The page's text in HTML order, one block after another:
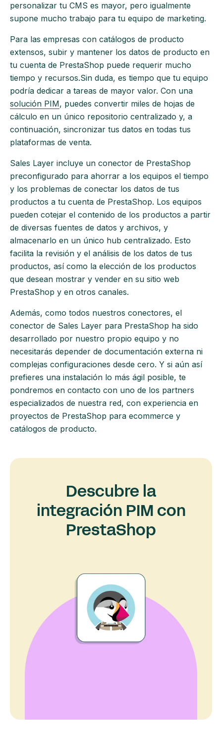
personalizar tu CMS es mayor, pero igualmente
supone mucho trabajo para tu equipo de marketing.
Para las empresas con catálogos de producto
extensos, subir y mantener los datos de producto en
tu cuenta de PrestaShop puede requerir mucho
tiempo y recursos.Sin duda, es tiempo que tu equipo
podría dedicar a tareas de mayor valor. Con una
solución PIM, puedes convertir miles de hojas de
cálculo en un único repositorio centralizado y, a
continuación, sincronizar tus datos en todas tus
plataformas de venta.
Sales Layer incluye un conector de PrestaShop
preconfigurado para ahorrar a los equipos el tiempo
y los problemas de conectar los datos de tus
productos a tu cuenta de PrestaShop. Los equipos
pueden cotejar el contenido de los productos a partir
de diversas fuentes de datos y archivos, y
almacenarlo en un único hub centralizado. Esto
facilita la revisión y el análisis de los datos de tus
productos, así como la elección de los productos
que desean mostrar y vender en su sitio web
PrestaShop y en otros canales.
Además, como todos nuestros conectores, el
conector de Sales Layer para PrestaShop ha sido
desarrollado por nuestro propio equipo y no
necesitarás depender de documentación externa ni
complejas configuraciones desde cero. Y si aún así
prefieres una instalación lo más ágil posible, te
pondremos en contacto con uno de los partners
especializados de nuestra red, con experiencia en
proyectos de PrestaShop para ecommerce y
catálogos de producto.
Descubre la
integración PIM con
PrestaShop